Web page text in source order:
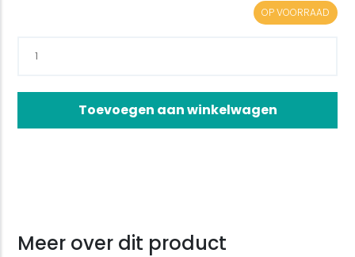
OP VOORRAAD
Toevoegen aan winkelwagen
Meer over dit product